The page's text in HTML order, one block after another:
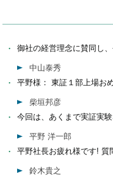
御社の経営理念に賛同し
中山泰秀
平野様： 東証１部上場お
柴垣邦彦
今回は、あくまで実証実
平野 洋一郎
平野社長お疲れ様です! 質
鈴木貴之